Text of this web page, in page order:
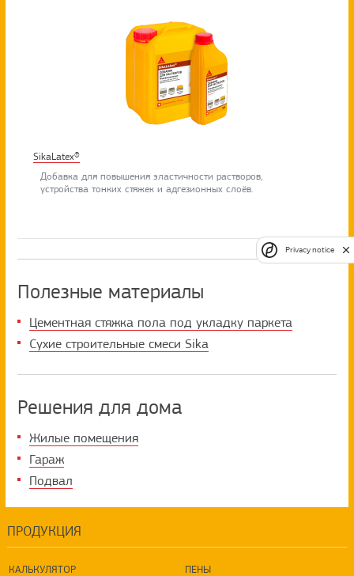
SikaLatex®
Добавка для повышения эластичности растворов,
устройства тонких стяжек и адгезионных слоёв.
Полезные материалы
Цементная стяжка пола под укладку паркета
Сухие строительные смеси Sika
Решения для дома
Жилые помещения
Гараж
Подвал
ПРОДУКЦИЯ
КАЛЬКУЛЯТОР
ПЕНЫ
Privacy notice